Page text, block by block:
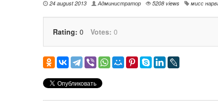
24 august 2013 Администратор 5208 views мисс
Rating: 0 Votes: 0